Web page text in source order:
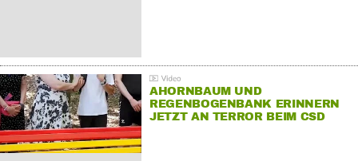
AHORNBAUM UND
REGENBOGENBANK ERINNERN
JETZT AN TERROR BEIM CSD